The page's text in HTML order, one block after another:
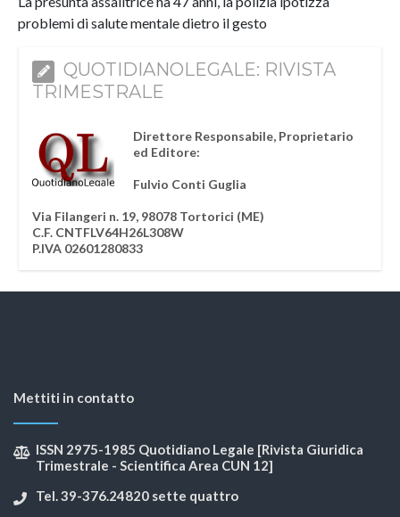
problemi di salute mentale dietro il gesto
QUOTIDIANOLEGALE: RIVISTA
TRIMESTRALE
Direttore Responsabile, Proprietario
ed Editore:
Fulvio Conti Guglia
Via Filangeri n. 19, 98078 Tortorici (ME)
C.F. CNTFLV64H26L308W
P.IVA 02601280833
Mettiti in contatto
ISSN 2975-1985 Quotidiano Legale [Rivista Giuridica
Trimestrale - Scientifica Area CUN 12]
Tel. 39-376.24820 sette quattro